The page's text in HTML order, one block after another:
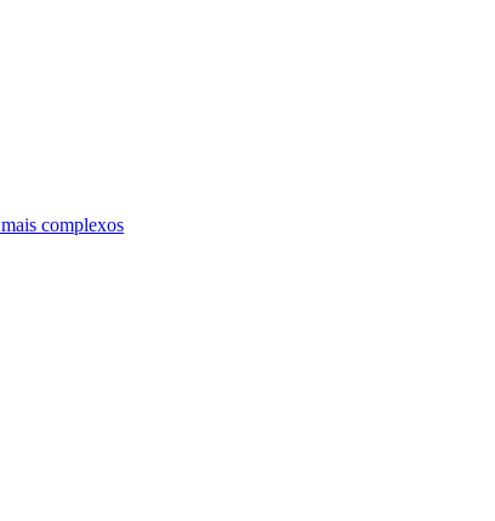
complexos